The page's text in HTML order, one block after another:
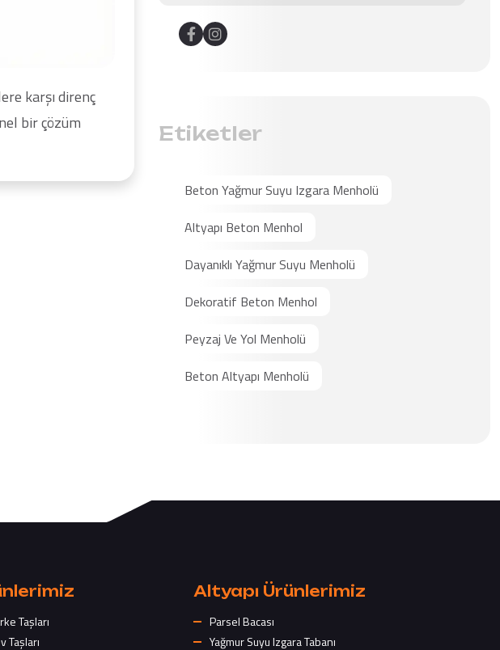
karşı direnç
bir çözüm
Etiketler
Beton Yağmur Suyu Izgara Menholü
Altyapı Beton Menhol
Dayanıklı Yağmur Suyu Menholü
Dekoratif Beton Menhol
Peyzaj Ve Yol Menholü
Beton Altyapı Menholü
Taşları
Taşları
Altyapı Ürünlerimiz
Parsel Bacası
Yağmur Suyu Izgara Tabanı